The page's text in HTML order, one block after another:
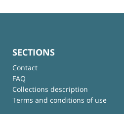
SECTIONS
Contact
FAQ
Collections description
Terms and conditions of use